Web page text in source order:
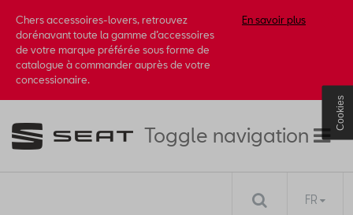
Chers accessoires-lovers, retrouvez
dorénavant toute la gamme d’accessoires
de votre marque préférée sous forme de
catalogue à commander auprès de votre
concessionaire.
En savoir plus
Toggle navigation
FR
Cookies